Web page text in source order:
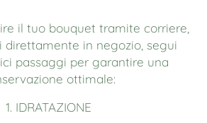
il tuo bouquet tramite corriere,
direttamente in negozio, segui
passaggi per garantire una
ottimale:
1. IDRATAZIONE